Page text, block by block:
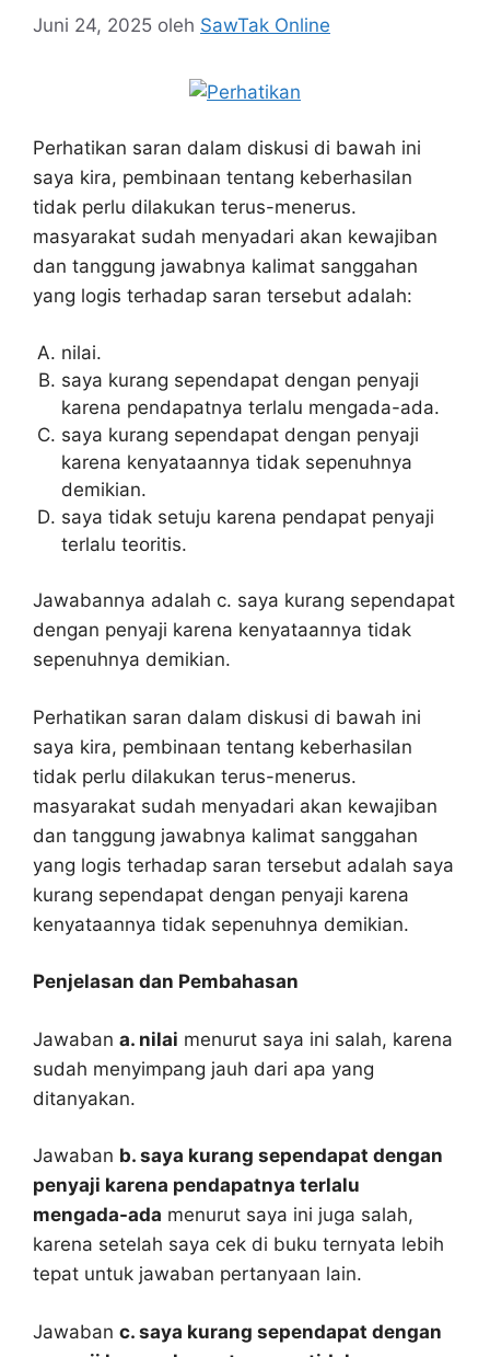
Juni 24, 2025 oleh SawTak Online
Perhatikan saran dalam diskusi di bawah ini
saya kira, pembinaan tentang keberhasilan
tidak perlu dilakukan terus-menerus.
masyarakat sudah menyadari akan kewajiban
dan tanggung jawabnya kalimat sanggahan
yang logis terhadap saran tersebut adalah:
nilai.
saya kurang sependapat dengan penyaji
karena pendapatnya terlalu mengada-ada.
saya kurang sependapat dengan penyaji
karena kenyataannya tidak sepenuhnya
demikian.
saya tidak setuju karena pendapat penyaji
terlalu teoritis.
Jawabannya adalah c. saya kurang sependapat
dengan penyaji karena kenyataannya tidak
sepenuhnya demikian.
Perhatikan saran dalam diskusi di bawah ini
saya kira, pembinaan tentang keberhasilan
tidak perlu dilakukan terus-menerus.
masyarakat sudah menyadari akan kewajiban
dan tanggung jawabnya kalimat sanggahan
yang logis terhadap saran tersebut adalah saya
kurang sependapat dengan penyaji karena
kenyataannya tidak sepenuhnya demikian.
Penjelasan dan Pembahasan
Jawaban a. nilai menurut saya ini salah, karena
sudah menyimpang jauh dari apa yang
ditanyakan.
Jawaban b. saya kurang sependapat dengan
penyaji karena pendapatnya terlalu
mengada-ada menurut saya ini juga salah,
karena setelah saya cek di buku ternyata lebih
tepat untuk jawaban pertanyaan lain.
Jawaban c. saya kurang sependapat dengan